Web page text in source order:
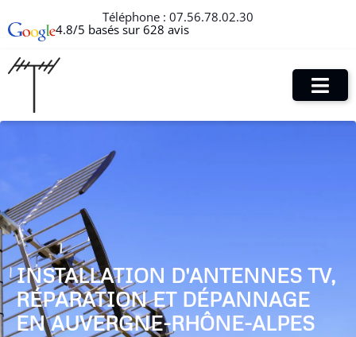
Téléphone : 07.56.78.02.30
4.8/5 basés sur 628 avis
INSTALLATION D'ANTENNES TV,
RÉPARATION ET DÉPANNAGE
EN AUVERGNE-RHÔNE-ALPES